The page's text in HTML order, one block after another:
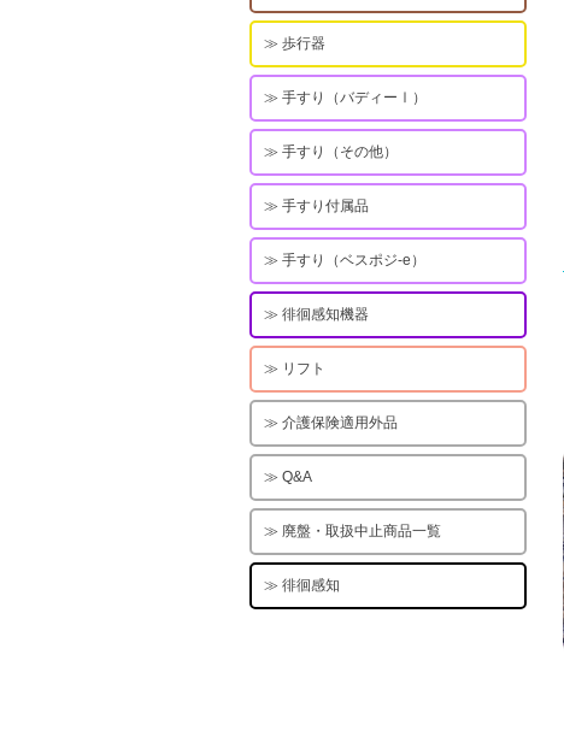
歩行器
手すり（バディーⅠ）
手すり（その他）
手すり付属品
手すり（ベスポジ-e）
徘徊感知機器
リフト
介護保険適用外品
Q&A
廃盤・取扱中止商品一覧
徘徊感知